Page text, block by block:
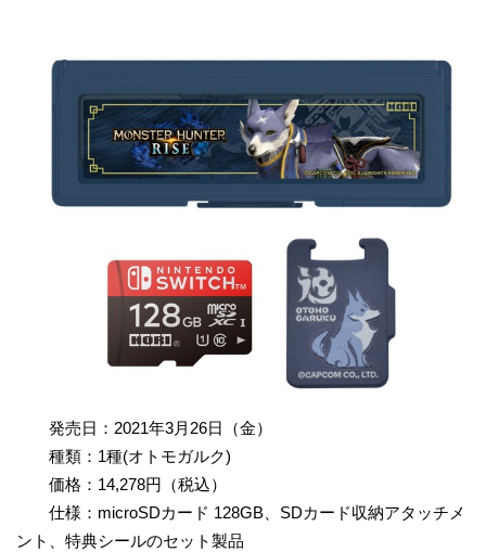
発売日：2021年3月26日（金）
種類：1種(オトモガルク)
価格：14,278円（税込）
仕様：microSDカード 128GB、SDカード収納アタッチメ
ント、特典シールのセット製品